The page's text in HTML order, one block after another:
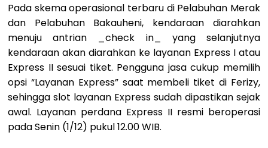
Pada skema operasional terbaru di Pelabuhan Merak
dan Pelabuhan Bakauheni, kendaraan diarahkan
menuju antrian _check in_ yang selanjutnya
kendaraan akan diarahkan ke layanan Express I atau
Express II sesuai tiket. Pengguna jasa cukup memilih
opsi “Layanan Express” saat membeli tiket di Ferizy,
sehingga slot layanan Express sudah dipastikan sejak
awal. Layanan perdana Express II resmi beroperasi
pada Senin (1/12) pukul 12.00 WIB.